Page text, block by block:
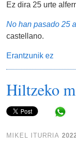
Ez dira 25 urte
No han pasado 25
castellano.
Erantzunik ez
Hiltzeko
MIKEL ITURRIA